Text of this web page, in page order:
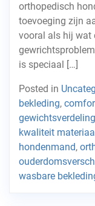
orthopedisch
toevoeging zijn
vooral als hij wat
is speciaal […]
Posted in
bekleding,
gewichtsverdeling
kwaliteit
hondenmand,
wasbare